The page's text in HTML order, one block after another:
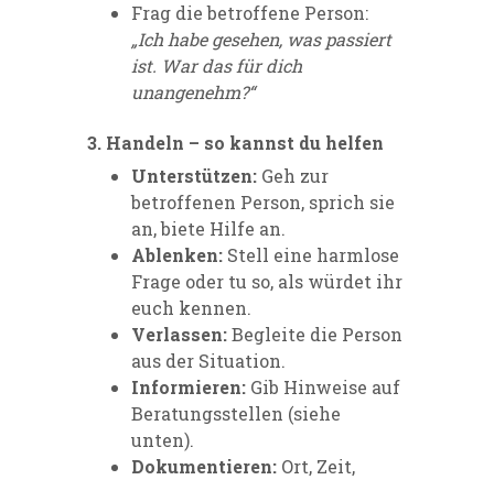
Frag die betroffene Person:
„Ich habe gesehen, was passiert
ist. War das für dich
unangenehm?“
3. Handeln – so kannst du helfen
Unterstützen: Geh zur
betroffenen Person, sprich sie
an, biete Hilfe an.
Ablenken: Stell eine harmlose
Frage oder tu so, als würdet ihr
euch kennen.
Verlassen:Begleite die Person
aus der Situation.
Informieren: Gib Hinweise auf
Beratungsstellen (siehe
unten).
Dokumentieren: Ort, Zeit,